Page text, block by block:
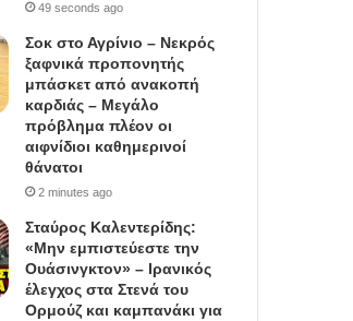
49 seconds ago
Σοκ στο Αγρίνιο – Νεκρός
ξαφνικά προπονητής
μπάσκετ από ανακοπή
καρδιάς – Μεγάλο
πρόβλημα πλέον οι
αιφνίδιοι καθημερινοί
θάνατοι
2 minutes ago
Σταύρος Καλεντερίδης:
«Μην εμπιστεύεστε την
Ουάσινγκτον» – Ιρανικός
έλεγχος στα Στενά του
Ορμούζ και καμπανάκι για